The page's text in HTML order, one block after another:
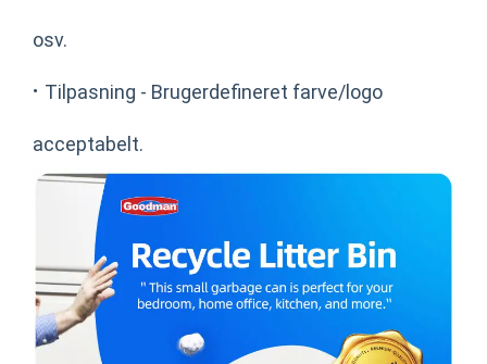
osv.
· Tilpasning - Brugerdefineret farve/logo
acceptabelt.